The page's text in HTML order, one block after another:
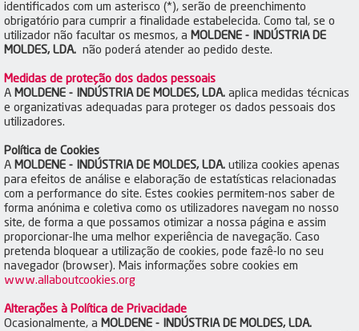
identificados com um asterisco (*), serão de preenchimento
obrigatório para cumprir a finalidade estabelecida. Como tal, se o
utilizador não facultar os mesmos, a MOLDENE - INDÚSTRIA DE
MOLDES, LDA. não poderá atender ao pedido deste.
Medidas de proteção dos dados pessoais
A MOLDENE - INDÚSTRIA DE MOLDES, LDA. aplica medidas técnicas
e organizativas adequadas para proteger os dados pessoais dos
utilizadores.
Política de Cookies
A MOLDENE - INDÚSTRIA DE MOLDES, LDA. utiliza cookies apenas
para efeitos de análise e elaboração de estatísticas relacionadas
com a performance do site. Estes cookies permitem-nos saber de
forma anónima e coletiva como os utilizadores navegam no nosso
site, de forma a que possamos otimizar a nossa página e assim
proporcionar-lhe uma melhor experiência de navegação. Caso
pretenda bloquear a utilização de cookies, pode fazê-lo no seu
navegador (browser). Mais informações sobre cookies em
www.allaboutcookies.org
Alterações à Política de Privacidade
Ocasionalmente, a MOLDENE - INDÚSTRIA DE MOLDES, LDA.